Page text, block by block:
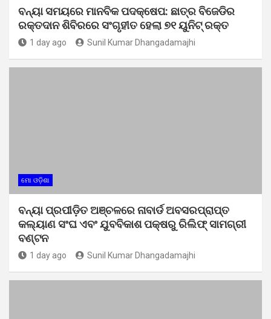
ବନ୍ୟା ସମୟରେ ମାନବିକ ପଦକ୍ଷେପ: ଛାତ୍ର ବିଜେଡିର
ରକ୍ତଦାନ ଶିବିରରେ ସଂଗୃହୀତ ହେଲା ୭୧ ୟୁନିଟ୍ ରକ୍ତ
1 day ago Sunil Kumar Dhangadamajhi
ମୋ ଓଡ଼ିଶା
ବନ୍ୟା ପ୍ରପୀଡ଼ିତ ଅଞ୍ଚଳରେ ନାବାର୍ଡ ଅବସରପ୍ରାପ୍ତ
କଲ୍ୟାଣ ସଂଘ ଏବଂ ଯୁବବିକାଶ ପକ୍ଷରୁ ରିଲିଫ୍ ସାମଗ୍ରୀ
ବଣ୍ଟନ
1 day ago Sunil Kumar Dhangadamajhi